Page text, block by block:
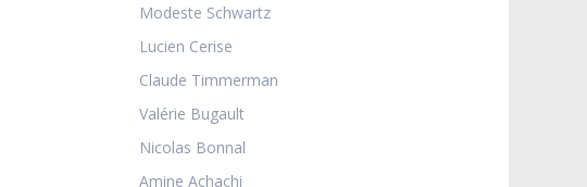
Modeste Schwartz
Lucien Cerise
Claude Timmerman
Valérie Bugault
Nicolas Bonnal
Amine Achachi